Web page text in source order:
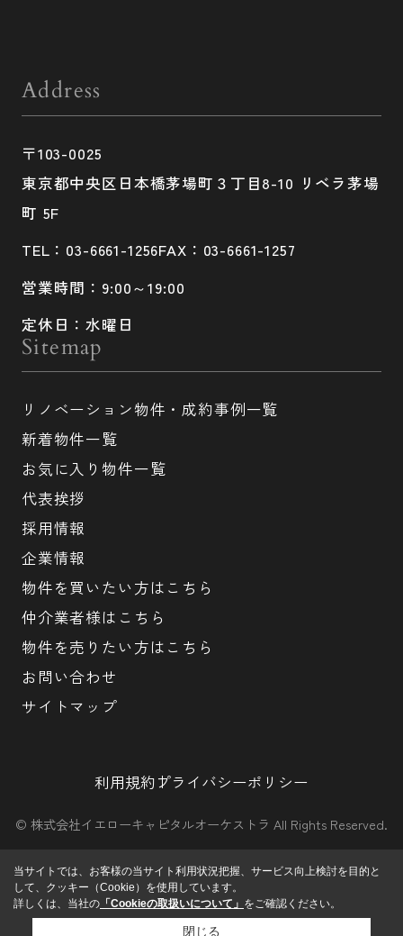
Address
〒103-0025
東京都中央区日本橋茅場町３丁目8-10 リベラ茅場
町 5F
TEL：03-6661-1256FAX：03-6661-1257
営業時間：9:00～19:00
定休日：水曜日
Sitemap
リノベーション物件・成約事例一覧
新着物件一覧
お気に入り物件一覧
代表挨拶
採用情報
企業情報
物件を買いたい方はこちら
仲介業者様はこちら
物件を売りたい方はこちら
お問い合わせ
サイトマップ
利用規約プライバシーポリシー
© 株式会社イエローキャピタルオーケストラ All Rights Reserved.
当サイトでは、お客様の当サイト利用状況把握、サービス向上検討を目的と
して、クッキー（Cookie）を使用しています。
詳しくは、当社の 「Cookieの取扱いについて」 をご確認ください。
閉じる